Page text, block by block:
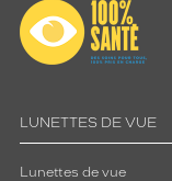
LUNETTES DE VUE
Lunettes de vue